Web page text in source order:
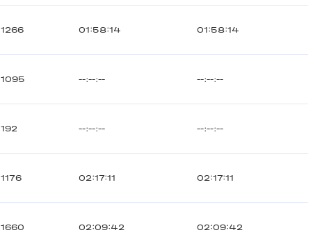
1266 01:58:14 01:58:14
1095 --:--:-- --:--:--
192 --:--:-- --:--:--
1176 02:17:11 02:17:11
1660 02:09:42 02:09:42